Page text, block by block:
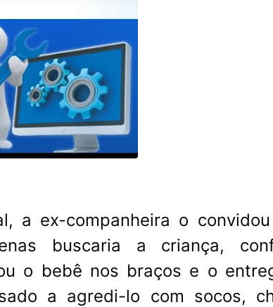
a ex-companheira o
buscaria a criança,
o bebê nos braços e o
a agredi-lo com socos,